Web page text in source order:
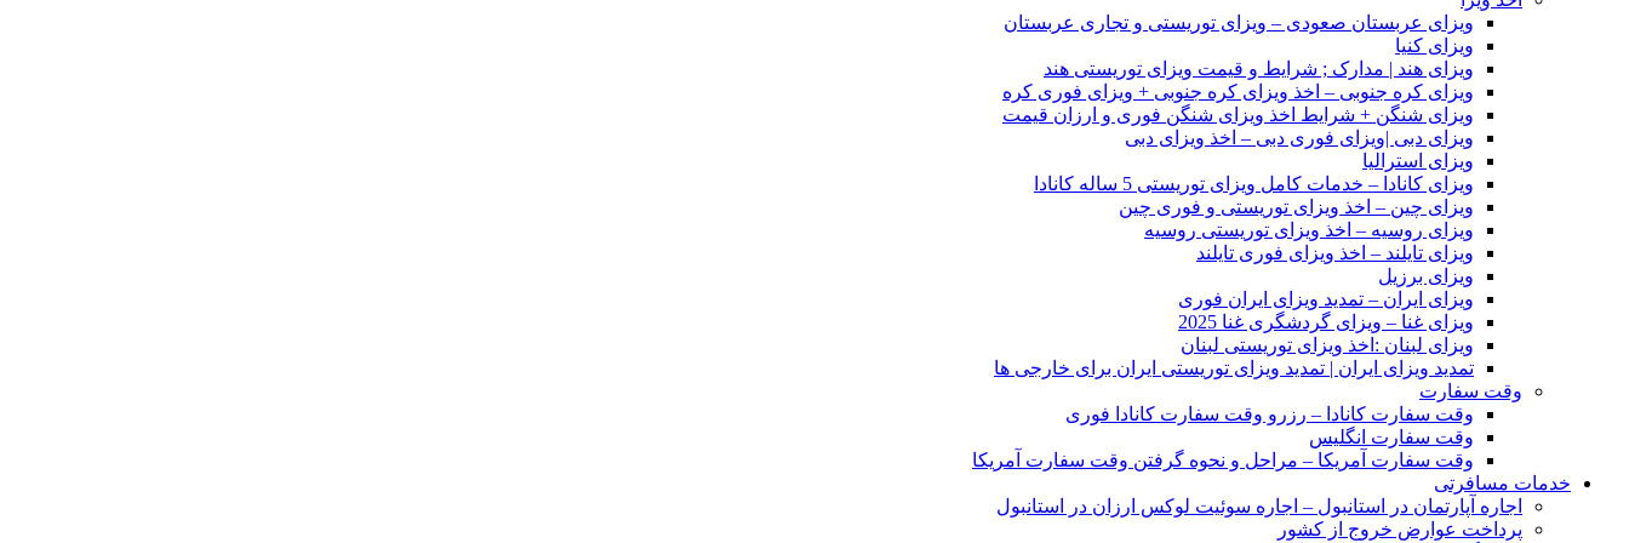
ویزای عربستان صعودی – ویزای توریستی و تجاری عربستان
ویزای کنیا
ویزای هند | مدارک ; شرایط و قیمت ویزای توریستی هند
ویزای کره جنوبی – اخذ ویزای کره جنوبی + ویزای فوری کره
ویزای شنگن + شرایط اخذ ویزای شنگن فوری و ارزان قیمت
ویزای دبی |ویزای فوری دبی – اخذ ویزای دبی
ویزای استرالیا
ویزای کانادا – خدمات کامل ویزای توریستی 5 ساله کانادا
ویزای چین – اخذ ویزای توریستی و فوری چین
ویزای روسیه – اخذ ویزای توریستی روسیه
ویزای تایلند – اخذ ویزای فوری تایلند
ویزای برزیل
ویزای ایران – تمدید ویزای ایران فوری
ویزای غنا – ویزای گردشگری غنا 2025
ویزای لبنان :اخذ ویزای توریستی لبنان
تمدید ویزای ایران | تمدید ویزای توریستی ایران برای خارجی ها
وقت سفارت
وقت سفارت کانادا – رزرو وقت سفارت کانادا فوری
وقت سفارت انگلیس
وقت سفارت آمریکا – مراحل و نحوه گرفتن وقت سفارت آمریکا
خدمات مسافرتی
اجاره آپارتمان در استانبول – اجاره سوئیت لوکس ارزان در استانبول
پرداخت عوارض خروج از کشور